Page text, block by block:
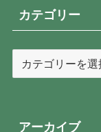
カテゴリー
ーアーカイブ